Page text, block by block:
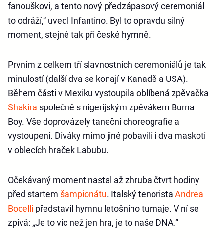
fanouškovi, a tento nový předzápasový ceremoniál
to odráží,“ uvedl Infantino. Byl to opravdu silný
moment, stejně tak při české hymně.
Prvním z celkem tří slavnostních ceremoniálů je tak
minulostí (další dva se konají v Kanadě a USA).
Během části v Mexiku vystoupila oblíbená zpěvačka
Shakira společně s nigerijským zpěvákem Burna
Boy. Vše doprovázely taneční choreografie a
vystoupení. Diváky mimo jiné pobavili i dva maskoti
v oblecích hraček Labubu.
Očekávaný moment nastal až zhruba čtvrt hodiny
před startem šampionátu. Italský tenorista Andrea
Bocelli představil hymnu letošního turnaje. V ní se
zpívá: „Je to víc než jen hra, je to naše DNA.“